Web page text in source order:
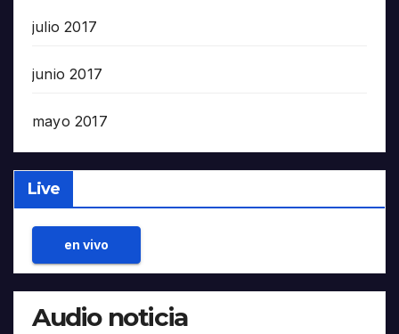
julio 2017
junio 2017
mayo 2017
Live
en vivo
Audio noticia